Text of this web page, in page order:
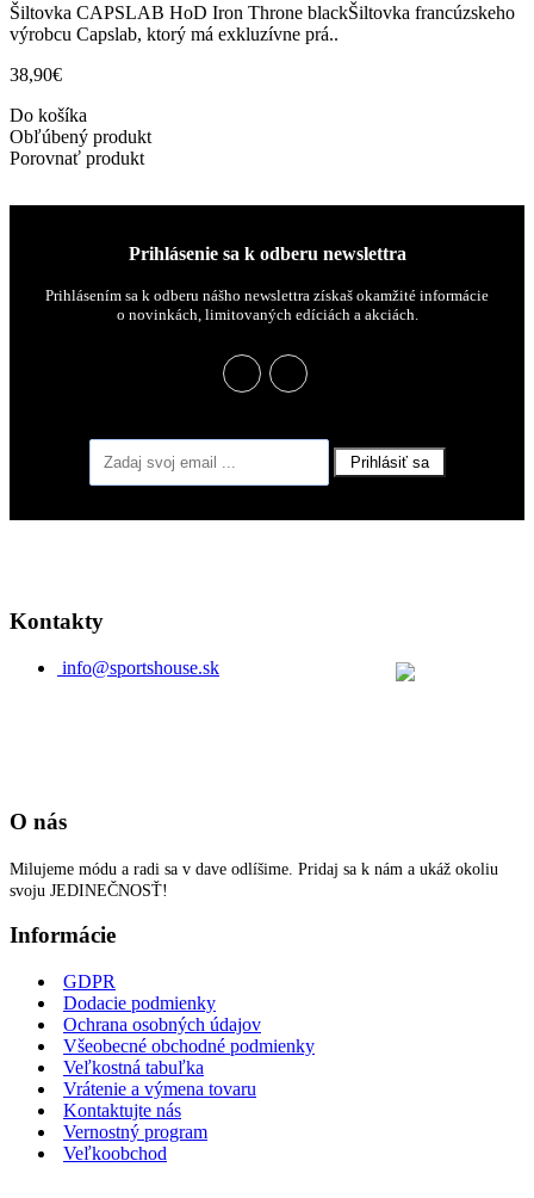
Šiltovka CAPSLAB HoD Iron Throne blackŠiltovka francúzskeho
výrobcu Capslab, ktorý má exkluzívne prá..
38,90€
Do košíka
Obľúbený produkt
Porovnať produkt
Prihlásenie sa k odberu newslettra
Prihlásením sa k odberu nášho newslettra získaš okamžité informácie
o novinkách, limitovaných edíciách a akciách.
Prihlásiť sa
Kontakty
info@sportshouse.sk
O nás
Milujeme módu a radi sa v dave odlíšime. Pridaj sa k nám a ukáž okoliu
svoju JEDINEČNOSŤ!
Informácie
GDPR
Dodacie podmienky
Ochrana osobných údajov
Všeobecné obchodné podmienky
Veľkostná tabuľka
Vrátenie a výmena tovaru
Kontaktujte nás
Vernostný program
Veľkoobchod